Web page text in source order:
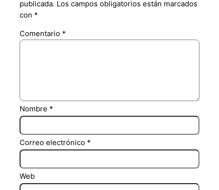
publicada. Los campos obligatorios están marcados
con *
Comentario *
Nombre *
Correo electrónico *
Web